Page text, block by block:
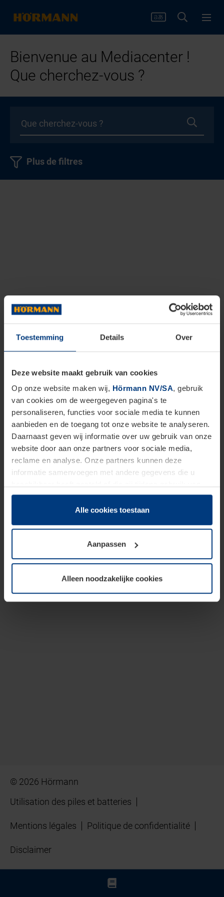
Toestemming Details Over
Deze website maakt gebruik van cookies
Op onze website maken wij, Hörmann NV/SA, gebruik
van cookies om de weergegeven pagina's te
personaliseren, functies voor sociale media te kunnen
aanbieden en de toegang tot onze website te analyseren.
Daarnaast geven wij informatie over uw gebruik van onze
website door aan onze partners voor sociale media,
reclame en analyse. Onze partners kunnen deze
informatie samenvoegen met andere gegevens die u
hun diensten hebben verzameld.
Juridisch hebben wij het recht om cookies op uw
van deze pagina's absoluut vereist is. Voor alle andere
soorten cookies is uw toestemming benodigd. Uw
toestemming kunt u op elk moment bij de uitleg van de
wijzigen of herroepen.
Alle cookies toestaan
Aanpassen
Alleen noodzakelijke cookies
Bienvenue au Mediacenter !
Que cherchez-vous ?
Plus de filtres
© 2026 Hörmann
Utilisation des piles et batteries
Mentions légales Politique de confidentialité
Disclaimer